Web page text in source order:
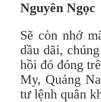
Nguyên Ngọc
Sẽ còn nhớ
dầu dãi,
hồi đó đóng
My, Quảng
tư lệnh quân